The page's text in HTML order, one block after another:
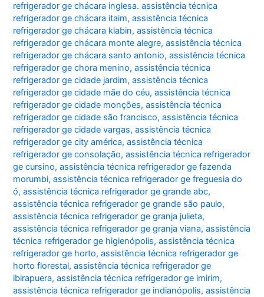
refrigerador ge chácara inglesa. assistência técnica
refrigerador ge chácara itaim,assistência técnica
refrigerador ge chácara klabin,assistência técnica
refrigerador ge chácara monte alegre,assistência técnica
refrigerador ge chácara santo antonio,assistência técnica
refrigerador ge chora menino,assistência técnica
refrigerador ge cidade jardim,assistência técnica
refrigerador ge cidade mãe do céu,assistência técnica
refrigerador ge cidade monções,assistência técnica
refrigerador ge cidade são francisco,assistência técnica
refrigerador ge cidade vargas,assistência técnica
refrigerador ge city américa,assistência técnica
refrigerador ge consolação,assistência técnica refrigerador
ge cursino,assistência técnica refrigerador ge fazenda
morumbi,assistência técnica refrigerador ge freguesia do
ó,assistência técnica refrigerador ge grande abc,
assistência técnica refrigerador ge grande são paulo,
assistência técnica refrigerador ge granja julieta,
assistência técnica refrigerador ge granja viana,assistência
técnica refrigerador ge higienópolis,assistência técnica
refrigerador ge horto,assistência técnica refrigerador ge
horto florestal,assistência técnica refrigerador ge
ibirapuera,assistência técnica refrigerador ge imirim,
assistência técnica refrigerador ge indianópolis,assistência